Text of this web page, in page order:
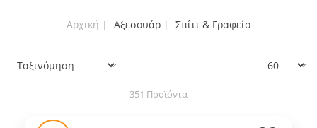
Αρχική Αξεσουάρ Σπίτι & Γραφείο
351 Προϊόντα
Ταξινόμηση Εμφάνιση: